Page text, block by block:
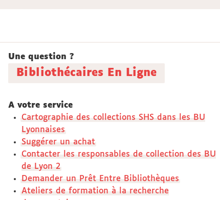
Une question ?
Bibliothécaires En Ligne
A votre service
Cartographie des collections SHS dans les BU
Lyonnaises
Suggérer un achat
Contacter les responsables de collection des BU
de Lyon 2
Demander un Prêt Entre Bibliothèques
Ateliers de formation à la recherche